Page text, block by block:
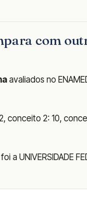
com
avaliados no
conceito 2: 10,
UNIVERSIDADE